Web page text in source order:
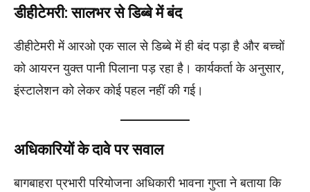
डीहीटेमरी: सालभर से डिब्बे में बंद
डीहीटेमरी में आरओ एक साल से डिब्बे में ही बंद पड़ा है और बच्चों
को आयरन युक्त पानी पिलाना पड़ रहा है। कार्यकर्ता के अनुसार,
इंस्टालेशन को लेकर कोई पहल नहीं की गई।
अधिकारियों के दावे पर सवाल
बागबाहरा प्रभारी परियोजना अधिकारी भावना गुप्ता ने बताया कि